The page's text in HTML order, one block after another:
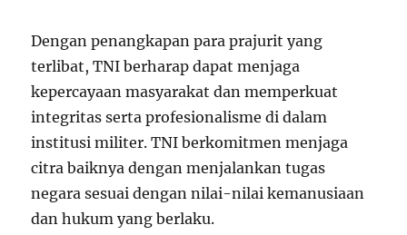
Dengan penangkapan para prajurit yang
terlibat, TNI berharap dapat menjaga
kepercayaan masyarakat dan memperkuat
integritas serta profesionalisme di dalam
institusi militer. TNI berkomitmen menjaga
citra baiknya dengan menjalankan tugas
negara sesuai dengan nilai-nilai kemanusiaan
dan hukum yang berlaku.